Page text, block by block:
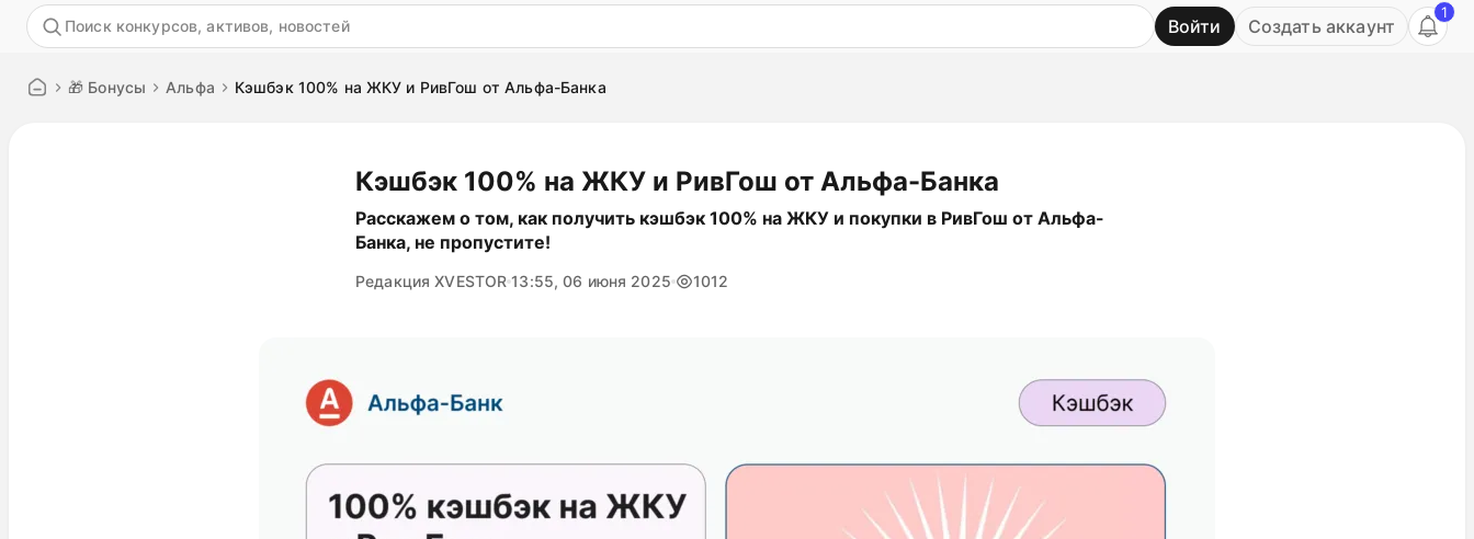
Войти Создать аккаунт
1
🎁 Бонусы Альфа Кэшбэк 100% на ЖКУ и РивГош от Альфа-Банка
Кэшбэк 100% на ЖКУ и РивГош от Альфа-Банка
Расскажем о том, как получить кэшбэк 100% на ЖКУ и покупки в РивГош от Альфа-
Банка, не пропустите!
Редакция XVESTOR 13:55, 06 июня 2025 1012